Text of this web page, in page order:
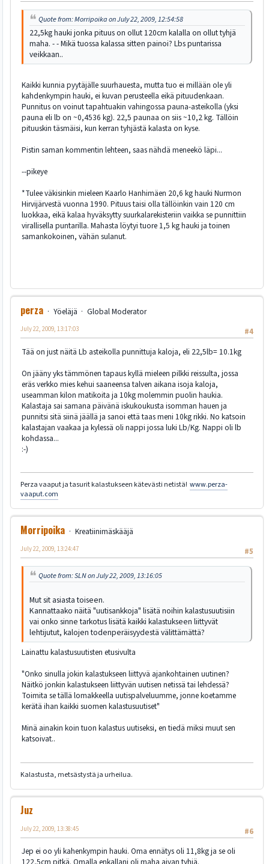
Quote from: Morripoika on July 22, 2009, 12:54:58
22,5kg hauki jonka pituus on ollut 120cm kalalla on ollut tyhjä
maha. - - Mikä tuossa kalassa sitten painoi? Lbs puntarissa
veikkaan..
Kaikki kunnia pyytäjälle suurhauesta, mutta tuo ei millään ole yli
kahdenkympin hauki, ei kuvan perusteella eikä pituudenkaan.
Punnitus on voinut tapahtuakin vahingossa pauna-asteikolla (yksi
pauna eli lb on ~0,4536 kg). 22,5 paunaa on siis ~10,2 kg. Tällöin
pituuskin täsmäisi, kun kerran tyhjästä kalasta on kyse.
Pistin saman kommentin lehteen, saas nähdä meneekö läpi...
--pikeye
*Tulee väkisinkin mieleen Kaarlo Hanhimäen 20,6 kg hauki Nurmon
Hirvijärvestä vuonna 1990. Pituus taisi olla tällöinkin vain 120 cm
luokkaa, eikä kalaa hyväksytty suurkalarekisteriin vaikka se punnittiin
virallisella puntarilla. Mahasta löytyi tuore 1,5 kg hauki ja toinen
samankokoinen, vähän sulanut.
perza Yöeläjä
Global Moderator
#4
July 22, 2009, 13:17:03
Tää on just näitä Lb asteikolla punnittuja kaloja, eli 22,5lb= 10.1kg
On jääny yks tämmönen tapaus kyllä mieleen pilkki reissulta, jossa
eräs verkko mies kehui saaneensa talven aikana isoja kaloja,
useamman kilon matikoita ja 10kg molemmin puolin haukia.
Kalastaja sai samana päivänä iskukoukusta isomman hauen ja
punnitsi sitä siinä jäällä ja sanoi että taas meni 10kg rikki. No katsoin
kalastajan vaakaa ja kylessä oli nappi jossa luki Lb/Kg. Nappi oli lb
kohdassa...
:-)
Perza vaaput ja tasurit kalastukseen kätevästi netistä! www.perza-
vaaput.com
Morripoika
Kreatiinimäskääjä
#5
July 22, 2009, 13:24:47
Quote from: SLN on July 22, 2009, 13:16:05
Mut sit asiasta toiseen.
Kannattaako näitä "uutisankkoja" lisätä noihin kalastusuutisiin
vai onko sinne tarkotus lisätä kaikki kalastukseen liittyvät
lehtijutut, kalojen todenperäisyydestä välittämättä?
Lainattu kalastusuutisten etusivulta
"Onko sinulla jokin kalastukseen liittyvä ajankohtainen uutinen?
Näitkö jonkin kalastukseen liittyvän uutisen netissä tai lehdessä?
Toimita se tällä lomakkeella uutispalveluumme, jonne koetamme
kerätä ihan kaikki suomen kalastusuutiset"
Minä ainakin koin tuon kalastus uutiseksi, en tiedä miksi muut sen
katsoivat..
Kalastusta, metsästystä ja urheilua.
Juz
#6
July 22, 2009, 13:38:45
Jep ei oo yli kahenkympin hauki. Oma ennätys oli 11,8kg ja se oli